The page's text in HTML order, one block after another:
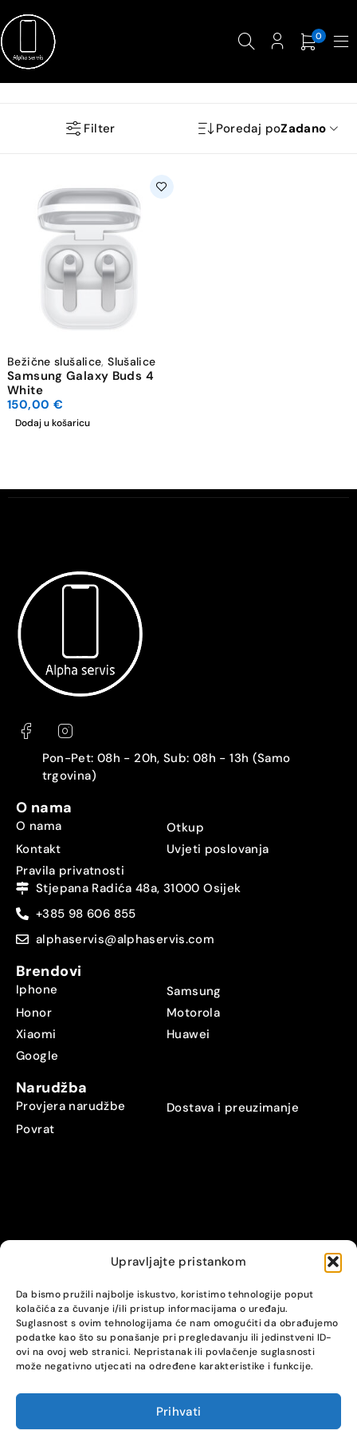
Upravljajte pristankom
Da bismo pružili najbolje iskustvo, koristimo tehnologije poput
kolačića za čuvanje i/ili pristup informacijama o uređaju.
Suglasnost s ovim tehnologijama će nam omogućiti da obrađujemo
podatke kao što su ponašanje pri pregledavanju ili jedinstveni ID-
ovi na ovoj web stranici. Nepristanak ili povlačenje suglasnosti
može negativno utjecati na određene karakteristike i funkcije.
Prihvati
0
Filter Poredaj poZadano
Bežične slušalice,Slušalice
Samsung Galaxy Buds 4
White
150,00 €
Dodaj u košaricu
Pon-Pet: 08h - 20h, Sub: 08h - 13h (Samo
trgovina)
O nama
O nama
Otkup
Kontakt
Uvjeti poslovanja
Pravila privatnosti
Stjepana Radića 48a, 31000 Osijek
+385 98 606 855
alphaservis@alphaservis.com
Brendovi
Iphone
Samsung
Honor
Motorola
Xiaomi
Huawei
Google
Narudžba
Provjera narudžbe
Dostava i preuzimanje
Povrat
© Alpha servis. All Rights Reserved.
COMPARE (0)